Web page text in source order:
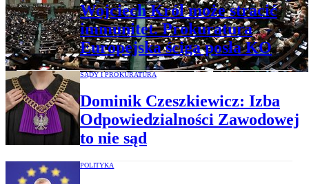
Wojciech Król może stracić
immunitet. Prokuratura
Europejska ściga posła KO
SĄDY I PROKURATURA
Dominik Czeszkiewicz: Izba
Odpowiedzialności Zawodowej
to nie sąd
POLITYKA